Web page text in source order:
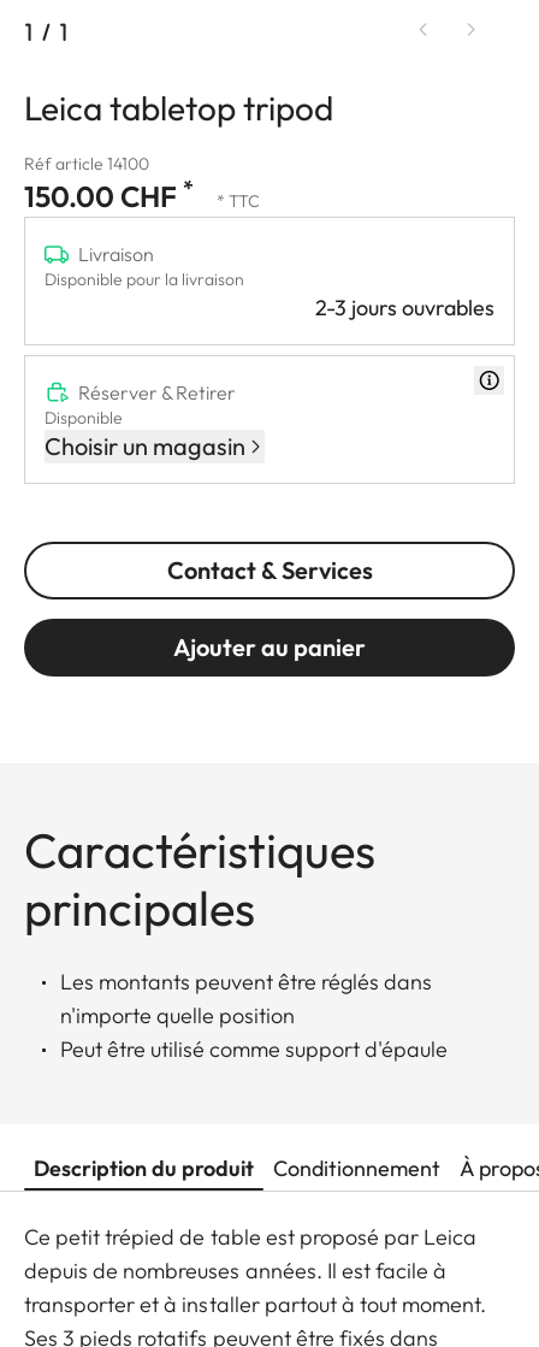
1 / 1
Leica tabletop tripod
Réf article 14100
150.00 CHF * * TTC
Livraison
Disponible pour la livraison
2-3 jours ouvrables
Réserver & Retirer
Disponible
Choisir un magasin
Contact & Services
Ajouter au panier
Caractéristiques
principales
Les montants peuvent être réglés dans
n'importe quelle position
Peut être utilisé comme support d'épaule
Description du produit Conditionnement À
Ce petit trépied de table est proposé par Leica
depuis de nombreuses années. Il est facile à
transporter et à installer partout à tout moment.
Ses 3 pieds rotatifs peuvent être fixés dans